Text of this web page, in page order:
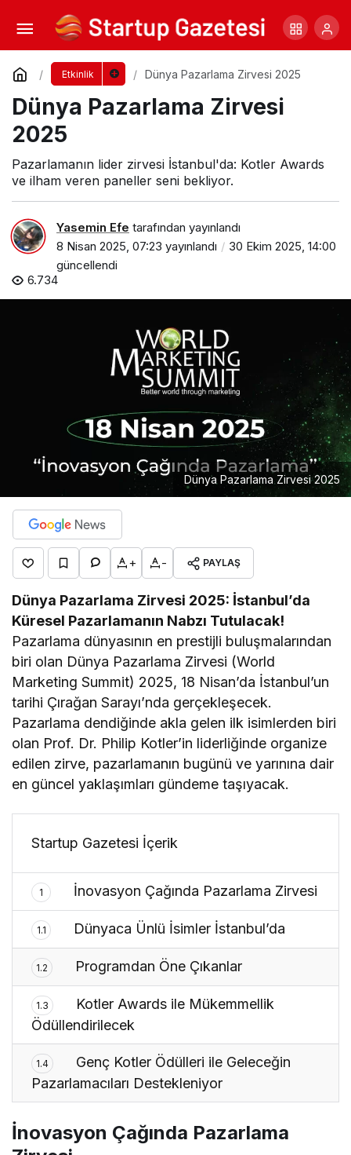
Etkinlik Dünya Pazarlama Zirvesi 2025
Dünya Pazarlama Zirvesi
2025
Pazarlamanın lider zirvesi İstanbul'da: Kotler Awards
ve ilham veren paneller seni bekliyor.
Yasemin Efe tarafından yayınlandı
8 Nisan 2025, 07:23 yayınlandı
30 Ekim 2025, 14:00
güncellendi
6.734
Dünya Pazarlama Zirvesi 2025
+ - PAYLAŞ
Dünya Pazarlama Zirvesi 2025: İstanbul’da
Küresel Pazarlamanın Nabzı Tutulacak!
Pazarlama dünyasının en prestijli buluşmalarından
biri olan Dünya Pazarlama Zirvesi (World
Marketing Summit) 2025, 18 Nisan’da İstanbul’un
tarihi Çırağan Sarayı’nda gerçekleşecek.
Pazarlama dendiğinde akla gelen ilk isimlerden biri
olan Prof. Dr. Philip Kotler’in liderliğinde organize
edilen zirve, pazarlamanın bugünü ve yarınına dair
en güncel yaklaşımları gündeme taşıyacak.
Startup Gazetesi İçerik
1 İnovasyon Çağında Pazarlama Zirvesi
1.1 Dünyaca Ünlü İsimler İstanbul’da
1.2 Programdan Öne Çıkanlar
1.3
Kotler Awards ile Mükemmellik
Ödüllendirilecek
1.4
Genç Kotler Ödülleri ile Geleceğin
Pazarlamacıları Destekleniyor
İnovasyon Çağında Pazarlama
Kurumsal İletişim 1.0 Etkinliği İçin Geri Sayım
Yorum Yap